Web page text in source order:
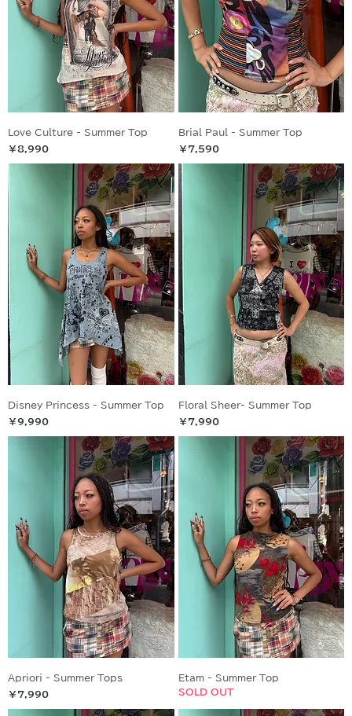
Love Culture - Summer Top
価格
￥8,990
Brial Paul - Summer Top
価格
￥7,590
Disney Princess - Summer Top
価格
￥9,990
Floral Sheer- Summer Top
価格
￥7,990
Apriori - Summer Tops
価格
￥7,990
Etam - Summer Top
SOLD OUT